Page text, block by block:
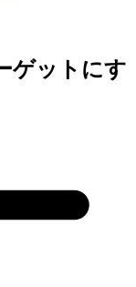
ゲットにす